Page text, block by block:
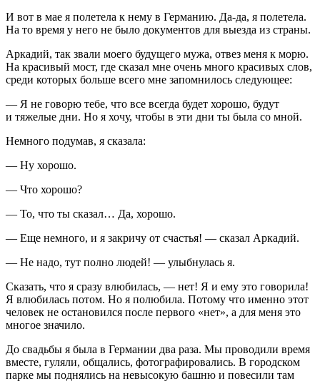
И вот в мае я полетела к нему в Германию. Да-да, я полетела.
На то время у него не было документов для выезда из страны.
Аркадий, так звали моего будущего мужа, отвез меня к морю.
На красивый мост, где сказал мне очень много красивых слов,
среди которых больше всего мне запомнилось следующее:
— Я не говорю тебе, что все всегда будет хорошо, будут
и тяжелые дни. Но я хочу, чтобы в эти дни ты была со мной.
Немного подумав, я сказала:
— Ну хорошо.
— Что хорошо?
— То, что ты сказал… Да, хорошо.
— Еще немного, и я закричу от счастья! — сказал Аркадий.
— Не надо, тут полно людей! — улыбнулась я.
Сказать, что я сразу влюбилась, — нет! Я и ему это говорила!
Я влюбилась потом. Но я полюбила. Потому что именно этот
человек не остановился после первого «нет», а для меня это
многое значило.
До свадьбы я была в Германии два раза. Мы проводили время
вместе, гуляли, общались, фотографировались. В городском
парке мы поднялись на невысокую башню и повесили там